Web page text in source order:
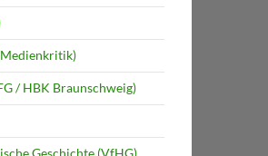
/ HBK Braunschweig)
Geschichte (VfHG)